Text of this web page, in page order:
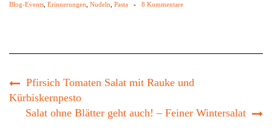
Blog-Events Erinnerungen Nudeln Pasta - 8 Kommentare
Pfirsich Tomaten Salat mit Rauke und
Kürbiskernpesto
Salat ohne Blätter geht auch! – Feiner Wintersalat